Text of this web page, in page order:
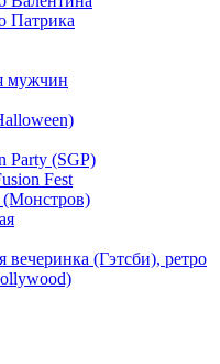
Патрика
мужчин
Party (SGP)
Fest
(Монстров)
вечеринка (Гэтсби), ретро